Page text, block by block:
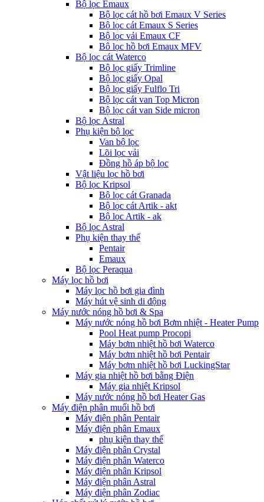
Bộ lọc Emaux
Bộ lọc cát hồ bơi Emaux V Series
Bộ lọc cát Emaux S Series
Bộ lọc vải Emaux CF
Bô lọc hồ bơi Emaux MFV
Bộ lọc cát Waterco
Bộ lọc giấy Trimline
Bộ lọc giấy Opal
Bộ lọc giấy Fulflo Tri
Bộ lọc cát van Top Micron
Bộ lọc cát van Side micron
Bộ lọc Astral
Phụ kiện bộ lọc
Van bộ lọc
Lõi lọc vải
Đồng hồ áp bộ lọc
Vật liệu lọc hồ bơi
Bộ lọc Kripsol
Bộ lọc cát Granada
Bộ lọc cát Artik - akt
Bộ lọc Artik - ak
Bộ lọc Astral
Phụ kiện thay thế
Pentair
Emaux
Bộ lọc Peraqua
Máy lọc hồ bơi
Máy lọc hồ bơi gia đình
Máy hút vệ sinh di động
Máy nước nóng hồ bơi & Spa
Máy nước nóng hồ bơi Bơm nhiệt - Heater Pump
Pool Heat pump Procopi
Máy bơm nhiệt hồ bơi Waterco
Máy bơm nhiệt hồ bơi Pentair
Máy bơm nhiệt hồ bơi LuckingStar
Máy gia nhiệt hồ bơi bằng Điện
Máy gia nhiệt Kripsol
Máy nước nóng hồ bơi Heater Gas
Máy điện phân muối hồ bơi
Máy điện phân Pentair
Máy điện phân Emaux
phụ kiện thay thế
Máy điện phân Crystal
Máy điện phân Waterco
Máy điện phân Kripsol
Máy điện phân Astral
Máy điện phân Zodiac